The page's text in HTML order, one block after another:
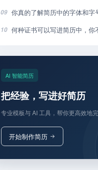
09 你真的了解简历中的字体和字
10 何种证书可以写进简历中，你
AI 智能简历
把经验，写进好简历
专业模板与 AI 工具，帮你更高效地完
开始制作简历